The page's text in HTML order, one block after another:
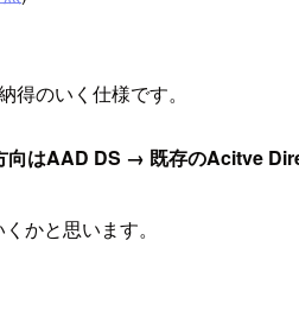
のいく仕様です。
向はAAD DS → 既存のAcitve
かと思います。